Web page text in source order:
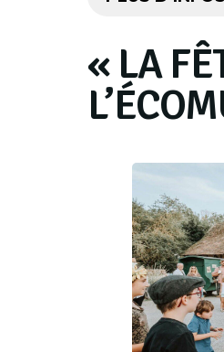
« LA